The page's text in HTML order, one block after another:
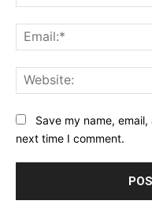
Save my name,
next time I comment.